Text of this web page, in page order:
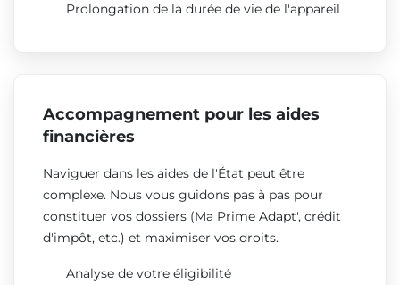
Prolongation de la durée de vie de l'appareil
Accompagnement pour les aides
financières
Naviguer dans les aides de l'État peut être
complexe. Nous vous guidons pas à pas pour
constituer vos dossiers (Ma Prime Adapt', crédit
d'impôt, etc.) et maximiser vos droits.
Analyse de votre éligibilité